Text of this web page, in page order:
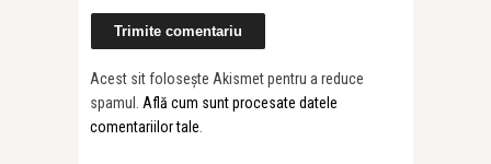
Acest sit folosește Akismet pentru a reduce
spamul. Află cum sunt procesate datele
comentariilor tale